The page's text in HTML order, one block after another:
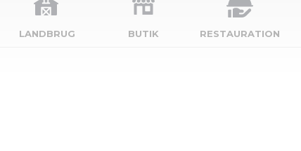
LANDBRUG BUTIK RESTAURATION